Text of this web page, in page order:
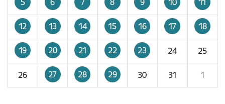
12 13 14 15 16 17 18
19 20 21 22 23 24 25
26 27 28 29 30 31 1